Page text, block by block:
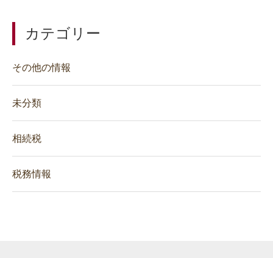
カテゴリー
その他の情報
未分類
相続税
税務情報